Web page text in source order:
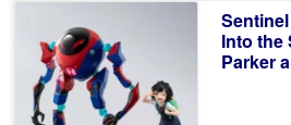
Into the
Parker